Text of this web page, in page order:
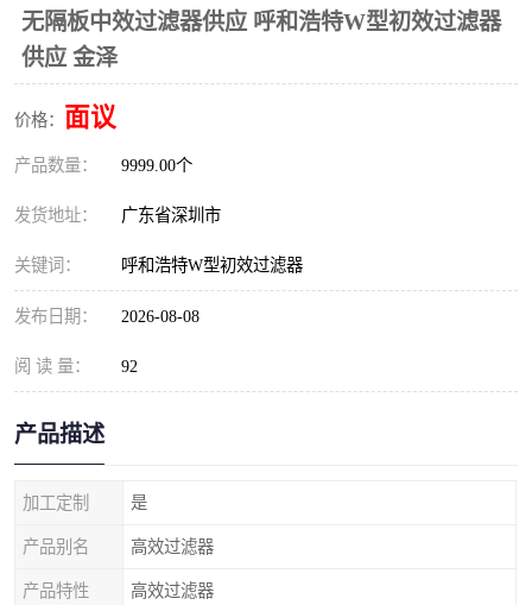
无隔板中效过滤器供应 呼和浩特W型初效过滤器
供应 金泽
价格： 面议
产品数量： 9999.00个
发货地址： 广东省深圳市
关键词： 呼和浩特W型初效过滤器
发布日期： 2026-08-08
阅 读 量： 92
产品描述
加工定制 是
产品别名 高效过滤器
产品特性 高效过滤器